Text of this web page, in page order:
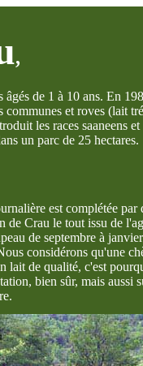
,
âgés de 1 à 10 ans. En
communes et roves (lait
les races saaneens et
un parc de 25 hectares.
est complétée
de Crau le tout issu de
de septembre à
considérons qu'une
lait de qualité, c'est
bien sûr, mais aussi